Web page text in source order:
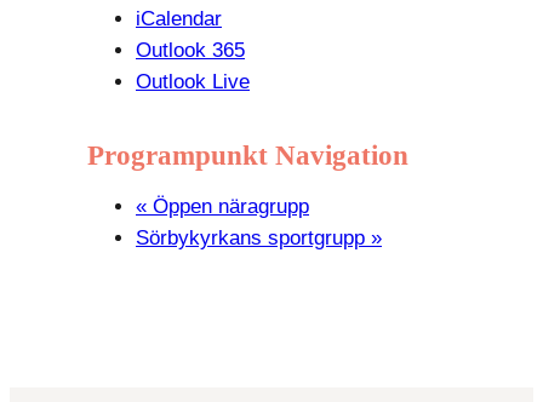
iCalendar
Outlook 365
Outlook Live
Programpunkt Navigation
« Öppen näragrupp
Sörbykyrkans sportgrupp »